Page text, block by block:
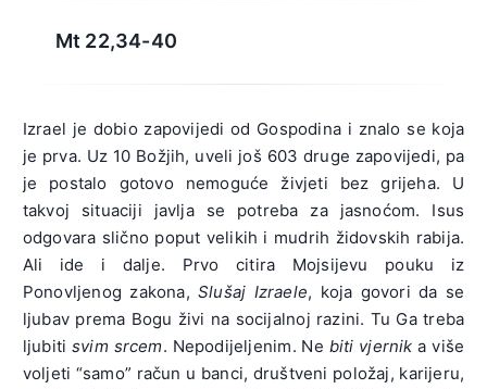
Mt 22,34-40
Izrael je dobio zapovijedi od Gospodina i znalo se koja
je prva. Uz 10 Božjih, uveli još 603 druge zapovijedi, pa
je postalo gotovo nemoguće živjeti bez grijeha. U
takvoj situaciji javlja se potreba za jasnoćom. Isus
odgovara slično poput velikih i mudrih židovskih rabija.
Ali ide i dalje. Prvo citira Mojsijevu pouku iz
Ponovljenog zakona,Slušaj Izraele, koja govori da se
ljubav prema Bogu živi na socijalnoj razini. Tu Ga treba
ljubiti svim srcem. Nepodijeljenim. Ne biti vjernik a više
voljeti “samo” račun u banci, društveni položaj, karijeru,